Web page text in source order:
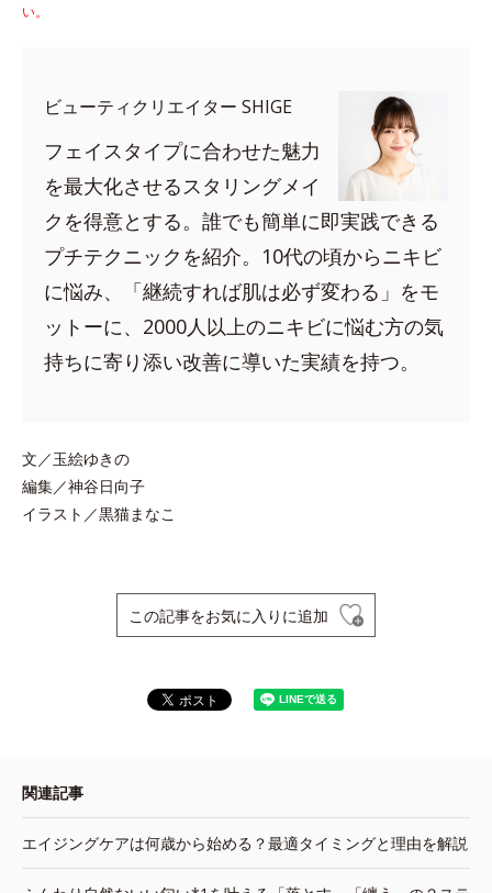
い。
ビューティクリエイター SHIGE
フェイスタイプに合わせた魅力
を最大化させるスタリングメイ
クを得意とする。誰でも簡単に即実践できる
プチテクニックを紹介。10代の頃からニキビ
に悩み、「継続すれば肌は必ず変わる」をモ
ットーに、2000人以上のニキビに悩む方の気
持ちに寄り添い改善に導いた実績を持つ。
文／玉絵ゆきの
編集／神谷日向子
イラスト／黒猫まなこ
この記事をお気に入りに追加
関連記事
エイジングケアは何歳から始める？最適タイミングと理由を解説